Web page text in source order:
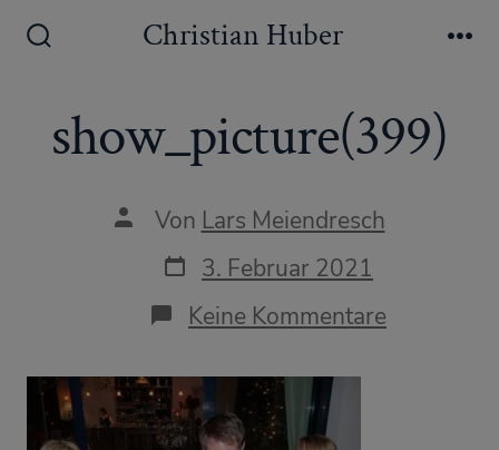
Inhalt
Christian Huber
show_picture(399)
Autor
Beitrags
Von Lars Meiendresch
Datum
des
Beitrags
3. Februar 2021
Keine Kommentare